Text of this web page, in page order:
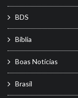
BDS
Bíblia
Boas Notícias
Brasil